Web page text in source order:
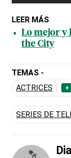
LEER MÁS
Lo mejor y
the City
TEMAS -
ACTRICES
+
SERIES DE